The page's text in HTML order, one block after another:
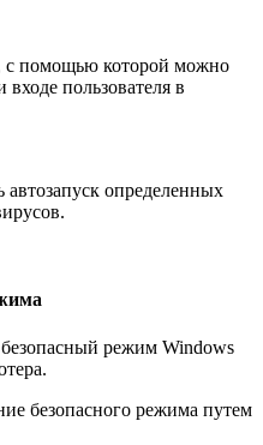
с помощью которой можно
пользователя в
автозапуск определенных
режим Windows
безопасного режима путем